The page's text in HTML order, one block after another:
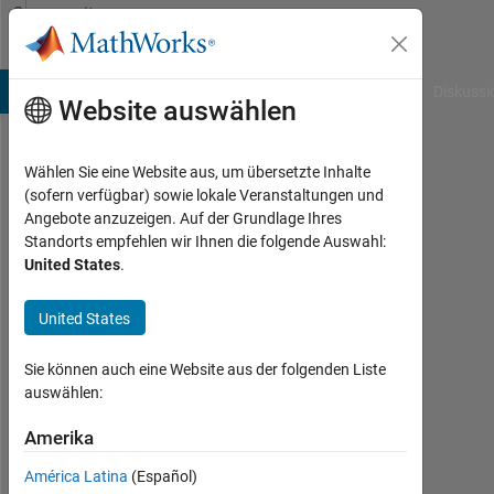
Weiter zum Inhalt
Community
Profile
Mostafa
Beshr
Last
mehr
als 2
Jahre
Aktiv
seit
2023
Website auswählen
Wählen Sie eine Website aus, um übersetzte Inhalte
(sofern verfügbar) sowie lokale Veranstaltungen und
Angebote anzuzeigen. Auf der Grundlage Ihres
Standorts empfehlen wir Ihnen die folgende Auswahl:
United States.
United States
Sie können auch eine Website aus der folgenden Liste
auswählen:
Amerika
América Latina (Español)